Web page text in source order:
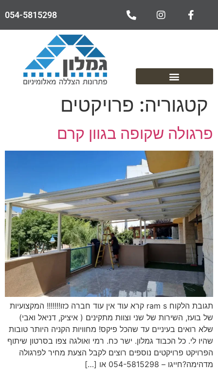
054-5815298
פרויקטים
שקופה בגוון קרם
תגובת הלקוח ram s קרא עוד אין עוד חברה כזו!!!!!!! המקצועיות
השירות של שני וצוות מתקינים ( איציק, דניאל ואבי)
רואים בעיניים עד שהכל פיקס! מחוויות הקניה היותר טובות
לי. כל הכבוד גמלון. ישר כח. רמי ואולגה צפו בסרטון שיתוף
פרויקטים נוספים רוצים לקבל הצעת מחיר לפרגולה
– 054-5815298 או […]